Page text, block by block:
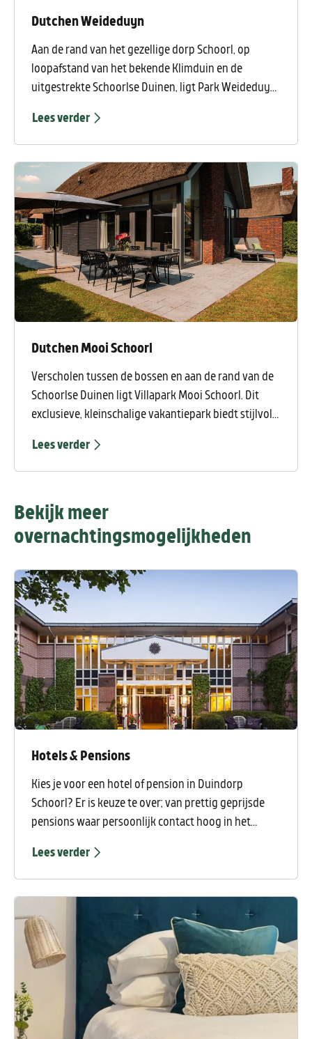
Dutchen Weideduyn
Aan de rand van het gezellige dorp Schoorl, op
loopafstand van het bekende Klimduin en de
uitgestrekte Schoorlse Duinen, ligt Park Weideduyn.
rustige sfeer en is ideaal voor wie wil genieten van
comfort, ruimte en natuur.
Lees verder
Dutchen Mooi Schoorl
Verscholen tussen de bossen en aan de rand van de
Schoorlse Duinen ligt Villapark Mooi Schoorl. Dit
exclusieve, kleinschalige vakantiepark biedt stijlvolle
buitenleven samenkomen. Tegelijkertijd ligt het
levendige centrum van Schoorl op loopafstand, met
natuurlijk het bekende Klimduin.
Lees verder
Bekijk meer
overnachtingsmogelijkheden
Hotels & Pensions
Kies je voor een hotel of pension in Duindorp
Schoorl? Er is keuze te over; van prettig geprijsde
pensions waar persoonlijk contact hoog in het
hotel en natuurlijk alles daar tussenin.
Lees verder